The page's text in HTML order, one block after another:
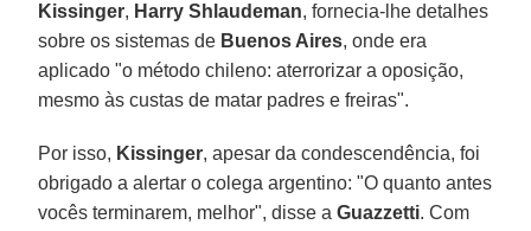
Kissinger, Harry Shlaudeman, fornecia-lhe detalhes
sobre os sistemas de Buenos Aires, onde era
aplicado "o método chileno: aterrorizar a oposição,
mesmo às custas de matar padres e freiras".
Por isso, Kissinger, apesar da condescendência, foi
obrigado a alertar o colega argentino: "O quanto antes
vocês terminarem, melhor", disse aGuazzetti. Com